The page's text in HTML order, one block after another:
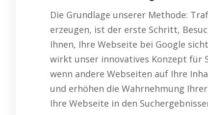
Die Grundlage unserer Methode:
erzeugen, ist der erste Schritt,
Ihnen, Ihre Webseite bei Google
wirkt unser innovatives Konzept für
wenn andere Webseiten auf Ihre
und erhöhen die Wahrnehmung
Ihre Webseite in den